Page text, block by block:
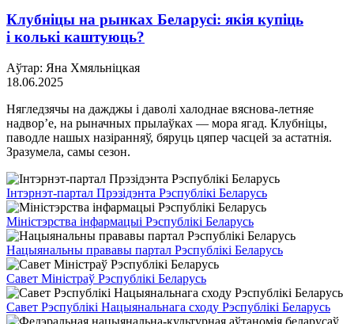
Клубніцы на рынках Беларусі: якія купіць
і колькі каштуюць?
Аўтар: Яна Хмяльніцкая
18.06.2025
Нягледзячы на дажджы і даволі халоднае вяснова-летняе
надвор’е, на рыначных прылаўках — мора ягад. Клубніцы,
паводле нашых назіранняў, бяруць цяпер часцей за астатнія.
Зразумела, самы сезон.
Інтэрнэт-партал Прэзідэнта Рэспублікі Беларусь
Міністэрства інфармацыі Рэспублікі Беларусь
Нацыянальны прававы партал Рэспублікі Беларусь
Савет Міністраў Рэспублікі Беларусь
Савет Рэспублікі Нацыянальнага сходу Рэспублікі Беларусь